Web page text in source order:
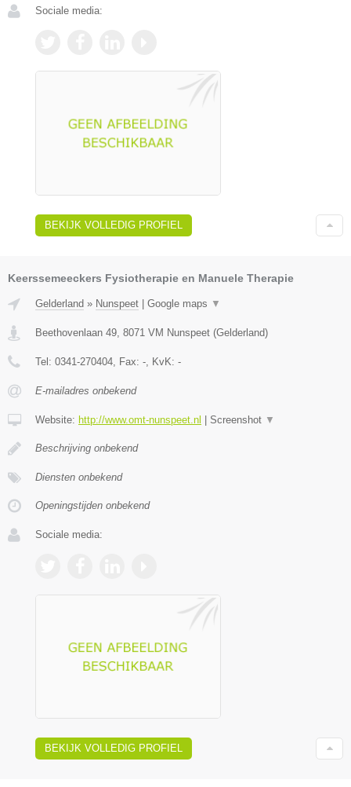
Sociale media:
BEKIJK VOLLEDIG PROFIEL
Keerssemeeckers Fysiotherapie en Manuele Therapie
Gelderland » Nunspeet | Google maps ▼
Beethovenlaan 49 8071 VM Nunspeet (Gelderland)
Tel: 0341-270404 , Fax: - , KvK: -
E-mailadres onbekend
Website: http://www.omt-nunspeet.nl | Screenshot ▼
Beschrijving onbekend
Diensten onbekend
Openingstijden onbekend
Sociale media:
BEKIJK VOLLEDIG PROFIEL